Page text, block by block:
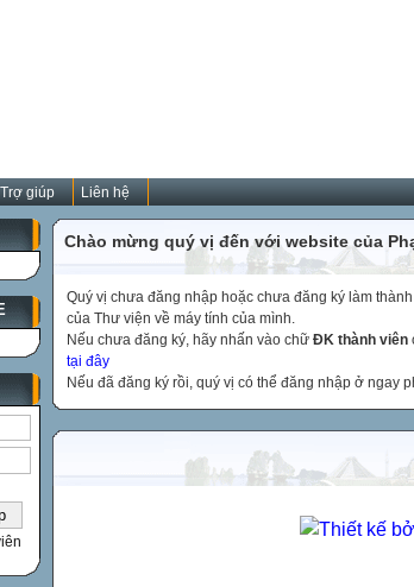
Trợ giúp Liên hệ
Chào mừng quý vị đến với website của
Quý vị chưa đăng nhập hoặc chưa đăng ký làm
của Thư viện về máy tính của mình.
Nếu chưa đăng ký, hãy nhấn vào chữ ĐK thành viên
tại đây
Nếu đã đăng ký rồi, quý vị có thể đăng nhập ở ngay